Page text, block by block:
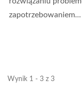
zapotrzebowaniem...
Wynik 1 - 3 z 3